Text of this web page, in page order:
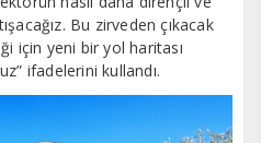
Bu zirveden çıkacak
için yeni bir yol haritası
ifadelerini kullandı.